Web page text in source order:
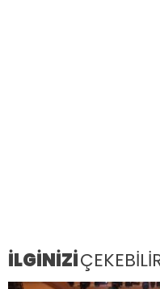
İLGİNİZİ